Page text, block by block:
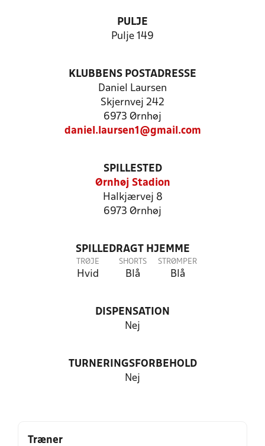
PULJE
Pulje 149
KLUBBENS POSTADRESSE
Daniel Laursen
Skjernvej 242
6973 Ørnhøj
daniel.laursen1@gmail.com
SPILLESTED
Ørnhøj Stadion
Halkjærvej 8
6973 Ørnhøj
SPILLEDRAGT HJEMME
TRØJE
Hvid
SHORTS
Blå
STRØMPER
Blå
DISPENSATION
Nej
TURNERINGSFORBEHOLD
Nej
Træner